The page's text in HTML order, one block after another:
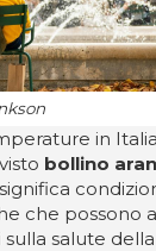
in
bollino
che possono
salute della